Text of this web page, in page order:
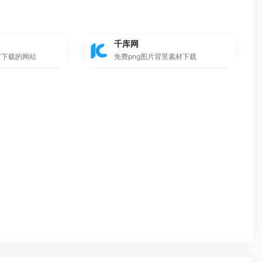
载的网站
千库网
免费png图片背景素材下载